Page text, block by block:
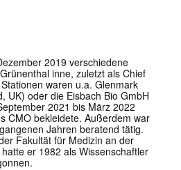
2019 verschiedene
inne, zuletzt als Chief
waren u.a. Glenmark
UK) oder die Eisbach Bio GmbH
2021 bis März 2022
CMO bekleidete. Außerdem war
Jahren beratend tätig.
Fakultät für Medizin an der
er 1982 als Wissenschaftler